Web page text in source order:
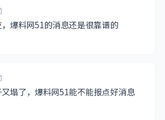
爆料网51的消息还是很靠谱的
塌了，爆料网51能不能报点好消息